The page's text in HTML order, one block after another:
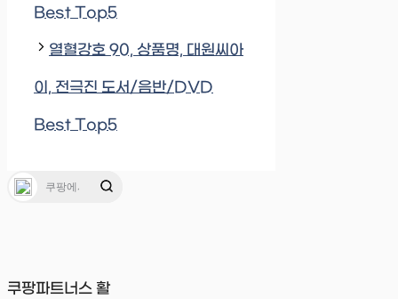
Best Top5
열혈강호 90, 상품명, 대원씨아
이, 전극진 도서/음반/DVD
Best Top5
쿠팡파트너스 활